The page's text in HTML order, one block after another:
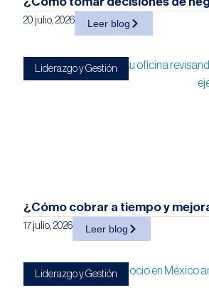
20 julio, 2026 Leer blog
Liderazgo y Gestión
¿Cómo cobrar a tiempo y
17 julio, 2026 Leer blog
Liderazgo y Gestión